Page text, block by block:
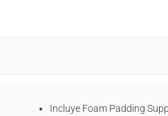
Incluye Foam Padding